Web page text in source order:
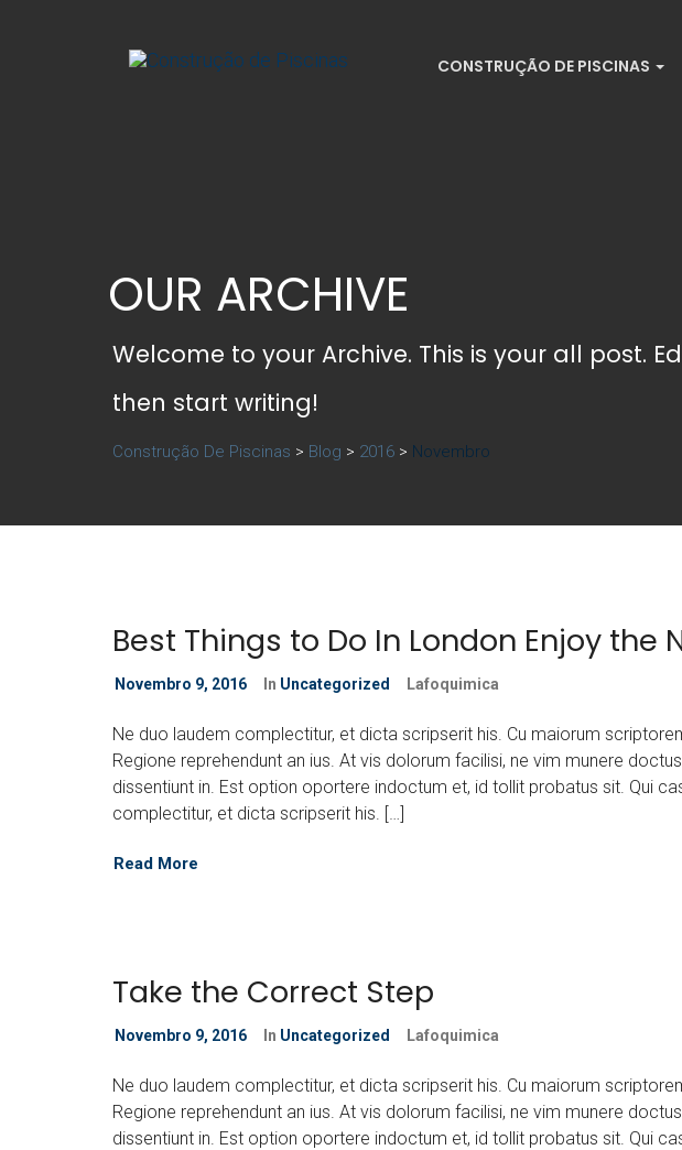
CONSTRUÇÃO DE PISCINAS
OUR ARCHIVE
Welcome to your Archive. This is your all post.
then start writing!
Construção De Piscinas > Blog > 2016 > Novembro
Best Things to Do In London Enjoy the
Novembro 9, 2016 In Uncategorized Lafoquimica
Ne duo laudem complectitur, et dicta scripserit his. Cu maiorum
Regione reprehendunt an ius. At vis dolorum facilisi, ne vim munere
dissentiunt in. Est option oportere indoctum et, id tollit probatus sit. Qui
complectitur, et dicta scripserit his. […]
Read More
Take the Correct Step
Novembro 9, 2016 In Uncategorized Lafoquimica
Ne duo laudem complectitur, et dicta scripserit his. Cu maiorum
Regione reprehendunt an ius. At vis dolorum facilisi, ne vim munere
dissentiunt in. Est option oportere indoctum et, id tollit probatus sit. Qui